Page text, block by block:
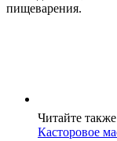
пищеварения.
Читайте
Касторовое